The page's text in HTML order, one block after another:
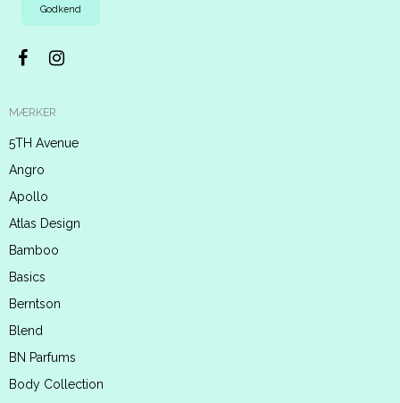
Godkend
MÆRKER
5TH Avenue
Angro
Apollo
Atlas Design
Bamboo
Basics
Berntson
Blend
BN Parfums
Body Collection